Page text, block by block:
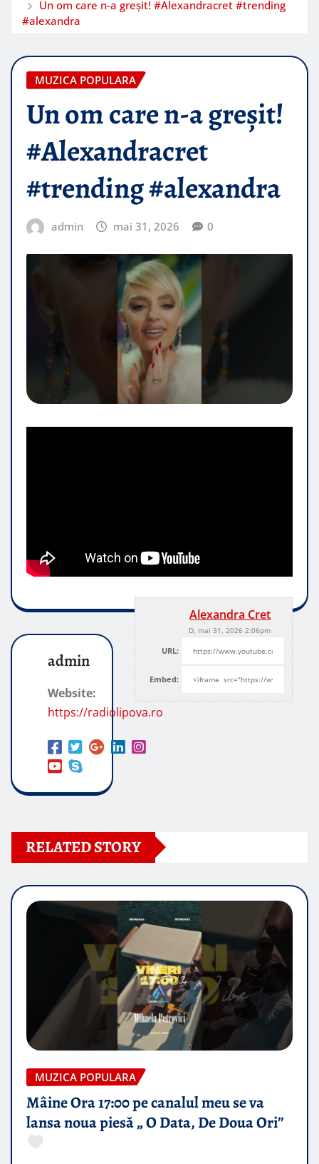
Un om care n-a greșit! #Alexandracret #trending
#alexandra
MUZICA POPULARA
Un om care n-a greșit!
#Alexandracret
#trending #alexandra
admin mai 31, 2026 0
Alexandra Cret
D, mai 31, 2026 2:06pm
URL:
Embed:
admin
Website:
https://radiolipova.ro
RELATED STORY
MUZICA POPULARA
Mâine Ora 17:00 pe canalul meu se va
lansa noua piesă „ O Data, De Doua Ori”